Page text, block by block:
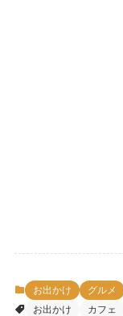
お出かけ
グルメ
お出かけ
カフェ